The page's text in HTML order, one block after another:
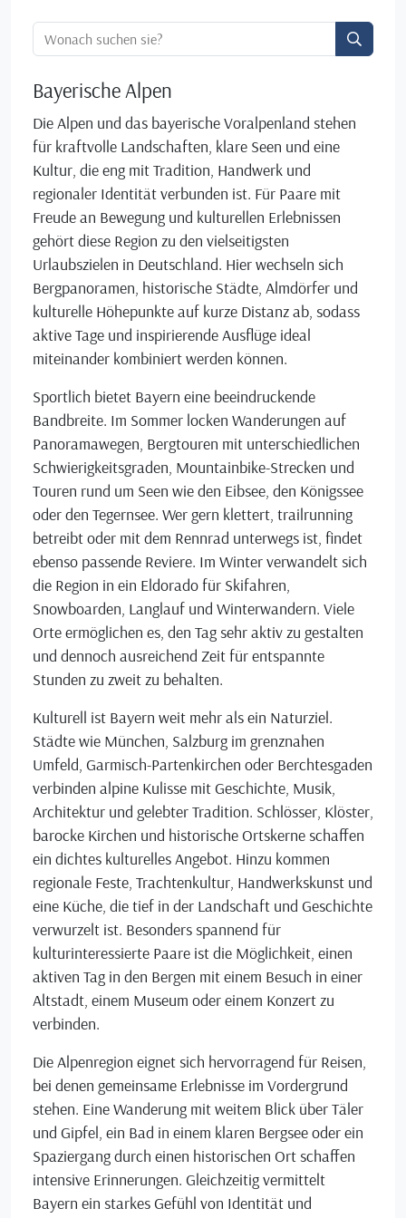
Ortssuche:
Bayerische Alpen
Die Alpen und das bayerische Voralpenland stehen
für kraftvolle Landschaften, klare Seen und eine
Kultur, die eng mit Tradition, Handwerk und
regionaler Identität verbunden ist. Für Paare mit
Freude an Bewegung und kulturellen Erlebnissen
gehört diese Region zu den vielseitigsten
Urlaubszielen in Deutschland. Hier wechseln sich
Bergpanoramen, historische Städte, Almdörfer und
kulturelle Höhepunkte auf kurze Distanz ab, sodass
aktive Tage und inspirierende Ausflüge ideal
miteinander kombiniert werden können.
Sportlich bietet Bayern eine beeindruckende
Bandbreite. Im Sommer locken Wanderungen auf
Panoramawegen, Bergtouren mit unterschiedlichen
Schwierigkeitsgraden, Mountainbike-Strecken und
Touren rund um Seen wie den Eibsee, den Königssee
oder den Tegernsee. Wer gern klettert, trailrunning
betreibt oder mit dem Rennrad unterwegs ist, findet
ebenso passende Reviere. Im Winter verwandelt sich
die Region in ein Eldorado für Skifahren,
Snowboarden, Langlauf und Winterwandern. Viele
Orte ermöglichen es, den Tag sehr aktiv zu gestalten
und dennoch ausreichend Zeit für entspannte
Stunden zu zweit zu behalten.
Kulturell ist Bayern weit mehr als ein Naturziel.
Städte wie München, Salzburg im grenznahen
Umfeld, Garmisch-Partenkirchen oder Berchtesgaden
verbinden alpine Kulisse mit Geschichte, Musik,
Architektur und gelebter Tradition. Schlösser, Klöster,
barocke Kirchen und historische Ortskerne schaffen
ein dichtes kulturelles Angebot. Hinzu kommen
regionale Feste, Trachtenkultur, Handwerkskunst und
eine Küche, die tief in der Landschaft und Geschichte
verwurzelt ist. Besonders spannend für
kulturinteressierte Paare ist die Möglichkeit, einen
aktiven Tag in den Bergen mit einem Besuch in einer
Altstadt, einem Museum oder einem Konzert zu
verbinden.
Die Alpenregion eignet sich hervorragend für Reisen,
bei denen gemeinsame Erlebnisse im Vordergrund
stehen. Eine Wanderung mit weitem Blick über Täler
und Gipfel, ein Bad in einem klaren Bergsee oder ein
Spaziergang durch einen historischen Ort schaffen
intensive Erinnerungen. Gleichzeitig vermittelt
Bayern ein starkes Gefühl von Identität und